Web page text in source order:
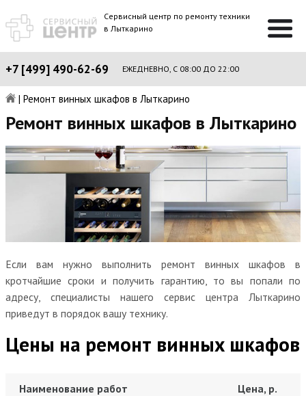
Сервисный центр по ремонту техники
в Лыткарино
+7 [499] 490-62-69 ЕЖЕДНЕВНО, С 08:00 ДО 22:00
| Ремонт винных шкафов в Лыткарино
Ремонт винных шкафов в Лыткарино
Если вам нужно выполнить ремонт винных шкафов в
кротчайшие сроки и получить гарантию, то вы попали по
адресу, специалисты нашего сервис центра Лыткарино
приведут в порядок вашу технику.
Цены на ремонт винных шкафов
Наименование работ Цена, р.